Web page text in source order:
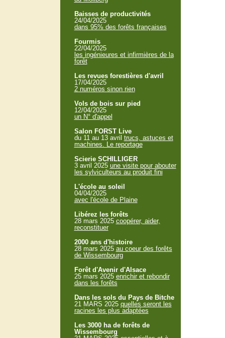
Baisses de productivités
24/04/2025
dans 95% des forêts françaises
Fourmis
22/04/2025
les ingénieures et infirmières de la
forêt
Les revues forestières d'avril
17/04/2025
2 numéros sinon rien
Vols de bois sur pied
12/04/2025
un N° d'appel
Salon FORST Live
du 11 au 13 avril trucs, astuces et
machines. Le reportage
Scierie SCHILLIGER
3 avril 2025 une visite pour abouter
les sylviculteurs au produit fini
L'école au soleil
04/04/2025
avec l'école de Plaine
Libérez les forêts
28 mars 2025 coopérer, aider,
reconstituer
2000 ans d'histoire
28 mars 2025 au coeur des forêts
de Wissembourg
Forêt d'Avenir d'Alsace
25 mars 2025 enrichir et rebondir
dans les forêts
Dans les sols du Pays de Bitche
21 MARS 2025 quelles seront les
racines les plus adaptées
Les 3000 ha de forêts de
Wissembourg